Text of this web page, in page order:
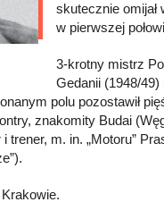
skutecznie omijał
w pierwszej
3-krotny mistrz
Gedanii (1948/
polu pozostawił
znakomity Budai
trener, m. in. „Motoru”